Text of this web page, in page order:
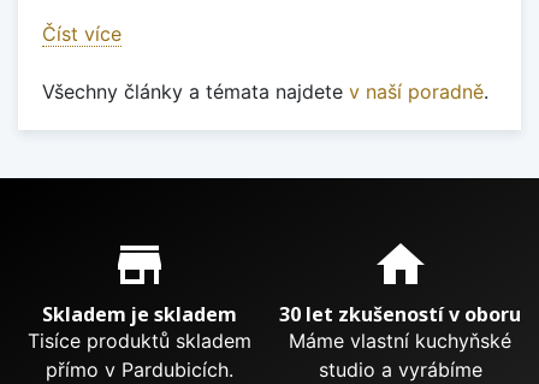
Číst více
Všechny články a témata najdete v naší poradně.
Proč nakupovat u nás?
store_mall_directory
Skladem je skladem
Tisíce produktů skladem
přímo v Pardubicích.
home
30 let zkušeností v oboru
Máme vlastní kuchyňské
studio a vyrábíme